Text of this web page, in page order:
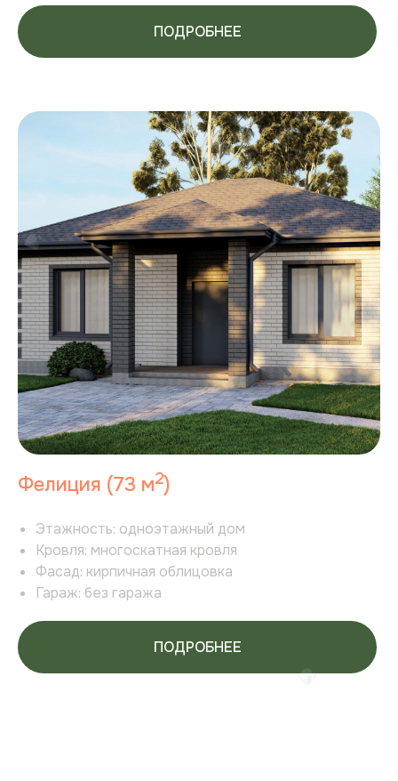
ПОДРОБНЕЕ
Фелиция (73 м2)
Этажность: одноэтажный дом
Кровля: многоскатная кровля
Фасад: кирпичная облицовка
Гараж: без гаража
ПОДРОБНЕЕ